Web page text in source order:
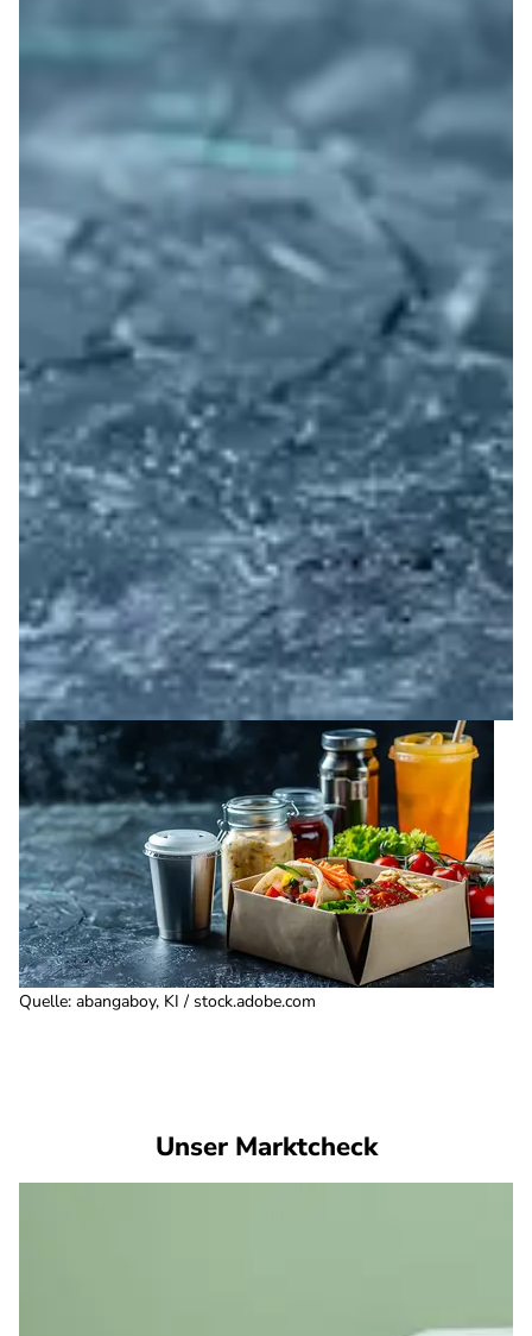
Quelle: abangaboy, KI / stock.adobe.com
Unser Marktcheck